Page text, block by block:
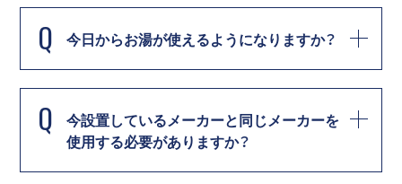
Q 今日からお湯が使えるようになりますか？
Q
今設置しているメーカーと同じメーカーを
使用する必要がありますか？